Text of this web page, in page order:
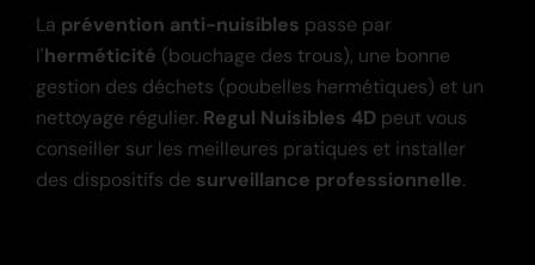
La prévention anti-nuisibles passe par
l'herméticité (bouchage des trous), une bonne
gestion des déchets (poubelles hermétiques) et un
nettoyage régulier. Regul Nuisibles 4D peut vous
conseiller sur les meilleures pratiques et installer
des dispositifs de surveillance professionnelle.